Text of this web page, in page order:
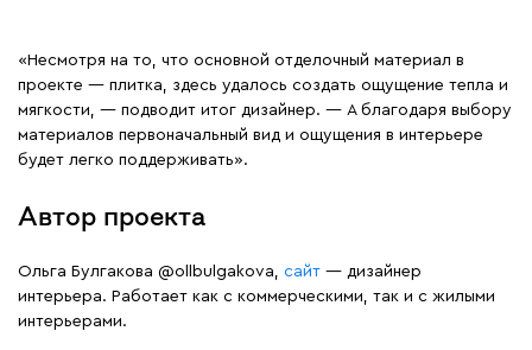
«Несмотря на то, что основной отделочный материал в
проекте — плитка, здесь удалось создать ощущение тепла и
мягкости, — подводит итог дизайнер. — А благодаря выбору
материалов первоначальный вид и ощущения в интерьере
будет легко поддерживать».
Автор проекта
Ольга Булгакова @ollbulgakova, сайт — дизайнер
интерьера. Работает как с коммерческими, так и с жилыми
интерьерами.